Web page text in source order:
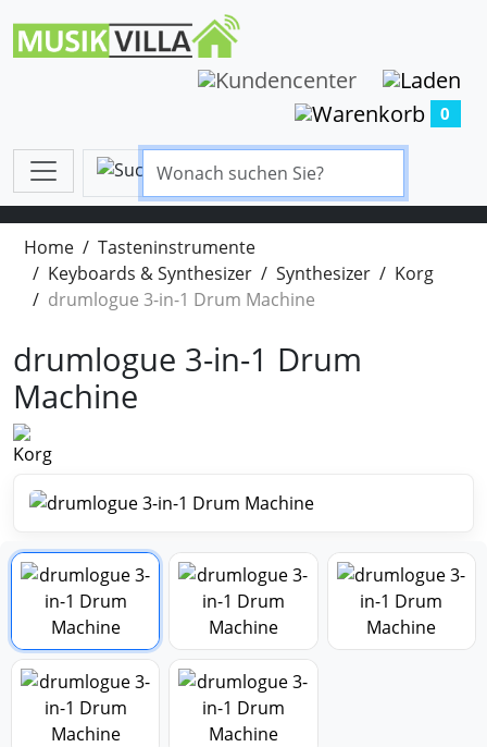
0
Home
Tasteninstrumente
Keyboards & Synthesizer
Synthesizer
Korg
drumlogue 3-in-1 Drum Machine
drumlogue 3-in-1 Drum
Machine